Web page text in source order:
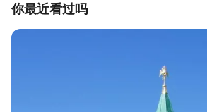
你最近看过吗